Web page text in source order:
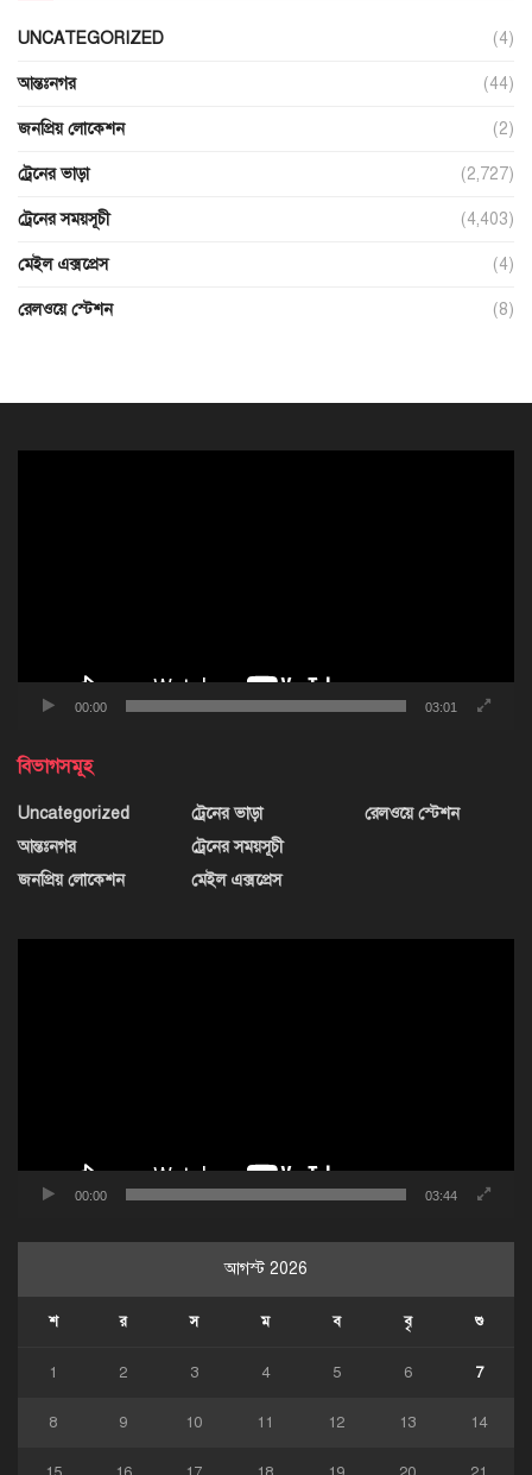
UNCATEGORIZED (4)
আন্তঃনগর (44)
জনপ্রিয় লোকেশন (2)
ট্রেনের ভাড়া (2,727)
ট্রেনের সময়সূচী (4,403)
মেইল এক্সপ্রেস (4)
রেলওয়ে স্টেশন (8)
00:00 03:01
বিভাগসমূহ
Uncategorized
আন্তঃনগর
জনপ্রিয় লোকেশন
ট্রেনের ভাড়া
ট্রেনের সময়সূচী
মেইল এক্সপ্রেস
রেলওয়ে স্টেশন
00:00 03:44
আগস্ট 2026
শ র স ম ব বৃ শু
1 2 3 4 5 6 7
8 9 10 11 12 13 14